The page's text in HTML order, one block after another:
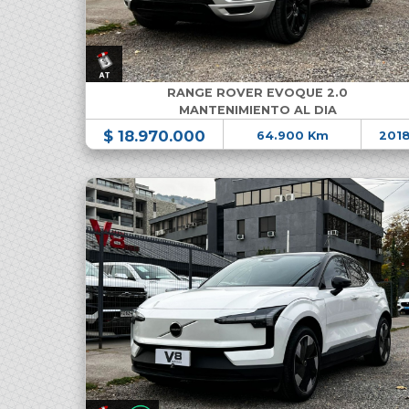
RANGE ROVER EVOQUE 2.0
MANTENIMIENTO AL DIA
$ 18.970.000 64.900 Km 2018